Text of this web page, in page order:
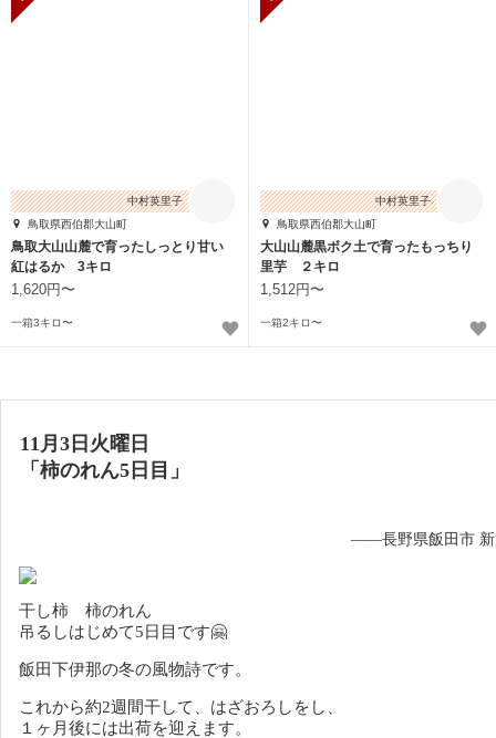
中村英里子
鳥取県西伯郡大山町
鳥取大山山麓で育ったしっとり甘い
紅はるか 3キロ
1,620円〜
一箱3キロ〜
中村英里子
鳥取県西伯郡大山町
大山山麓黒ボク土で育ったもっちり
里芋 ２キロ
1,512円〜
一箱2キロ〜
11月3日火曜日
「柿のれん5日目」
——長野県飯田市 新
干し柿 柿のれん
吊るしはじめて5日目です🤗
飯田下伊那の冬の風物詩です。
これから約2週間干して、はざおろしをし、
１ヶ月後には出荷を迎えます。